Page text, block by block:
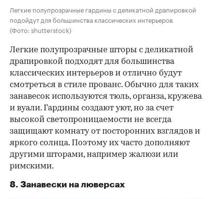
Легкие полупрозрачные гардины с деликатной драпировкой
подойдут для большинства классических интерьеров
(Фото: shutterstock)
Легкие полупрозрачные шторы с деликатной
драпировкой подходят для большинства
классических интерьеров и отлично будут
смотреться в стиле прованс. Обычно для таких
занавесок используются тюль, органза, кружева
и вуали. Гардины создают уют, но за счет
высокой светопроницаемости не всегда
защищают комнату от посторонних взглядов и
яркого солнца. Поэтому их часто дополняют
другими шторами, например жалюзи или
римскими.
8. Занавески на люверсах